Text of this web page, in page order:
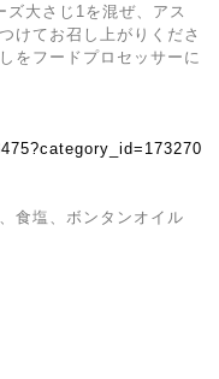
大さじ1を混ぜ、アス
けてお召し上がりくださ
をフードプロセッサーに
食塩、ボンタンオイル